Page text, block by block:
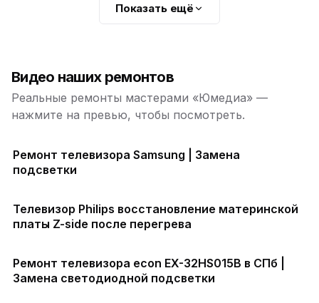
Показать ещё
Видео наших ремонтов
Реальные ремонты мастерами «Юмедиа» —
нажмите на превью, чтобы посмотреть.
Ремонт телевизора Samsung | Замена
подсветки
Телевизор Philips восстановление материнской
платы Z-side после перегрева
Ремонт телевизора econ EX-32HS015B в СПб |
Замена светодиодной подсветки